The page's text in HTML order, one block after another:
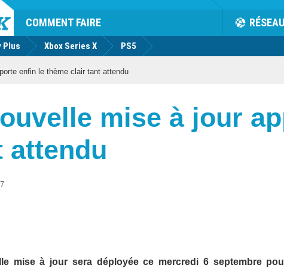
COMMENT FAIRE RÉSEAU
Plus Xbox Series X PS5
enfin le thème clair tant attendu
mise à jour
attendu
mise à jour sera déployée ce mercredi 6 septembre